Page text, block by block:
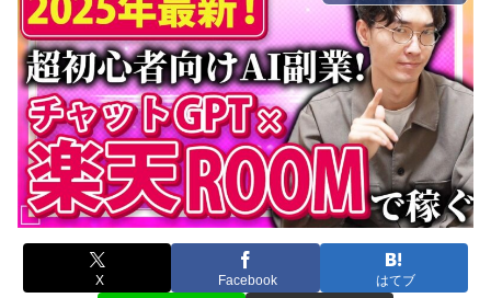
X Facebook はてブ